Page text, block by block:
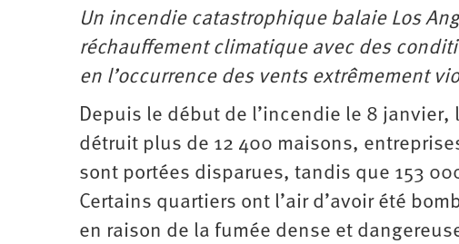
Un incendie catastrophique balaie Los
réchauffement climatique avec des
en l’occurrence des vents extrêmement
Depuis le début de l’incendie le 8
détruit plus de 12 400 maisons,
sont portées disparues, tandis que 153
Certains quartiers ont l’air d’avoir été
en raison de la fumée dense et